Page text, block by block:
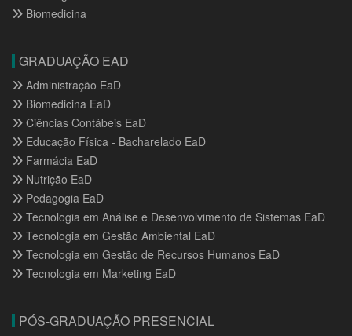
Biomedicina
GRADUAÇÃO EAD
Administração EaD
Biomedicina EaD
Ciências Contábeis EaD
Educação Física - Bacharelado EaD
Farmácia EaD
Nutrição EaD
Pedagogia EaD
Tecnologia em Análise e Desenvolvimento de Sistemas EaD
Tecnologia em Gestão Ambiental EaD
Tecnologia em Gestão de Recursos Humanos EaD
Tecnologia em Marketing EaD
PÓS-GRADUAÇÃO PRESENCIAL